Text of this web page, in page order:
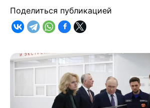
Поделиться публикацией